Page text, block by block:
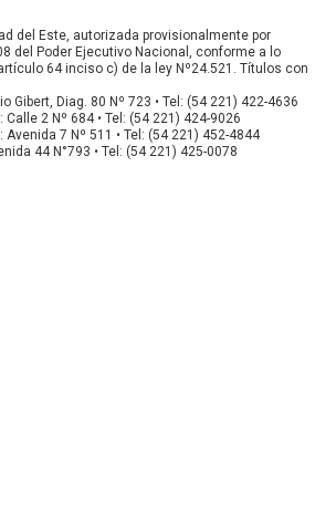
del Este, autorizada provisionalmente por
del Poder Ejecutivo Nacional, conforme a lo
64 inciso c) de la ley Nº24.521. Títulos con
Gibert, Diag. 80 Nº 723 • Tel: (54 221) 422-4636
Calle 2 Nº 684 • Tel: (54 221) 424-9026
Avenida 7 Nº 511 • Tel: (54 221) 452-4844
44 N°793 • Tel: (54 221) 425-0078